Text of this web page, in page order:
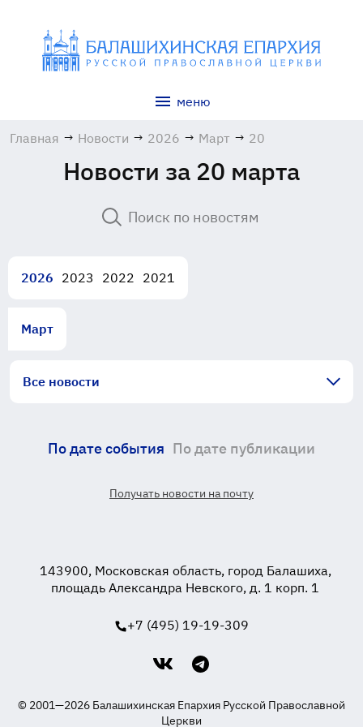
меню
Главная → Новости → 2026 → Март → 20
Новости за 20 марта
2026 2023 2022 2021
Март
Все новости
По дате события По дате публикации
Получать новости на почту
143900, Московская область, город Балашиха,
площадь Александра Невского, д. 1 корп. 1
+7 (495) 19-19-309
© 2001—2026 Балашихинская Епархия Русской Православной
Церкви